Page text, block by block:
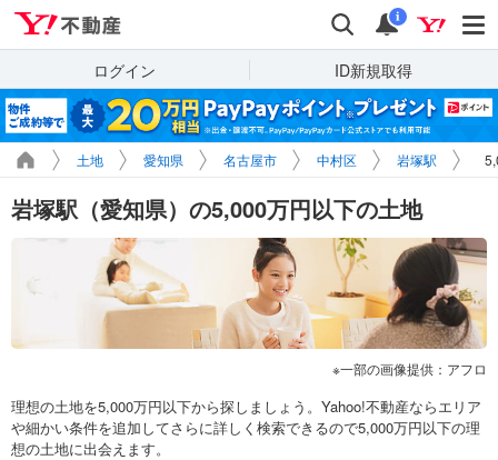
検索 通知
i
ログイン ID新規取得
土地 愛知県 名古屋市 中村区 岩塚駅
岩塚駅（愛知県）の5,000万円以下の土地
一部の画像提供：アフロ
理想の土地を5,000万円以下から探しましょう。Yahoo!不動産ならエリア
や細かい条件を追加してさらに詳しく検索できるので5,000万円以下の理
想の土地に出会えます。